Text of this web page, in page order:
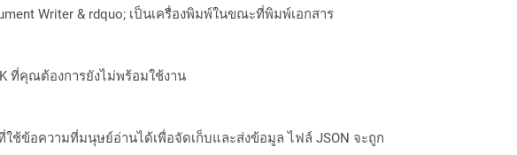
Writer & rdquo; เป็นเครื่องพิมพ์ในขณะที่พิมพ์เอกสาร
ที่คุณต้องการยังไม่พร้อมใช้งาน
ช้ข้อความที่มนุษย์อ่านได้เพื่อจัดเก็บและส่งข้อมูล ไฟล์ JSON จะถูก